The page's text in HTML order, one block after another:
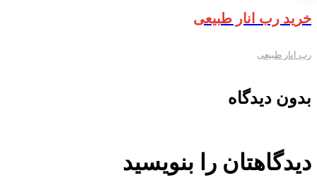
خرید رب انار طبیعی
رب انار طبیعی
بدون دیدگاه
دیدگاهتان را بنویسید